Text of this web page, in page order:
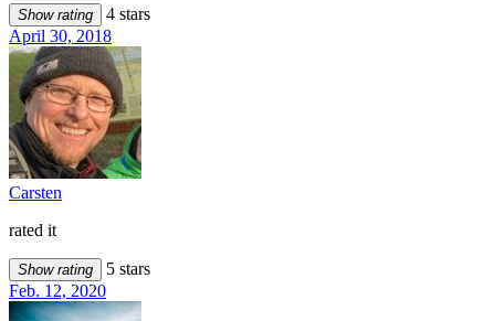
Show rating
4 stars
April 30, 2018
Carsten
rated it
Show rating
5 stars
Feb. 12, 2020